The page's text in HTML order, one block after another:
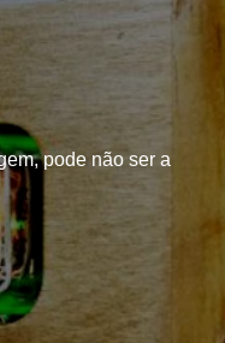
pode não ser a